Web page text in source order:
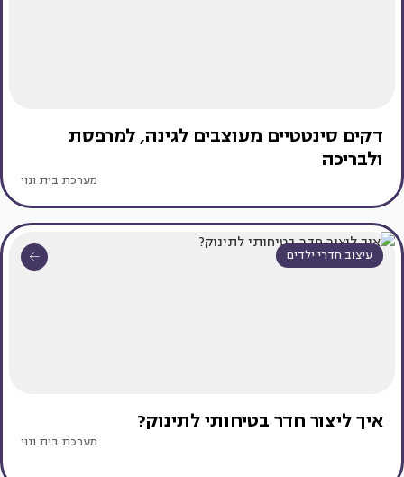
דקים סינטטיים מעוצבים לגינה, למרפסת
ולבריכה
מערכת בית ונוי
עיצוב חדרי ילדים
איך ליצור חדר בטיחותי לתינוק?
מערכת בית ונוי